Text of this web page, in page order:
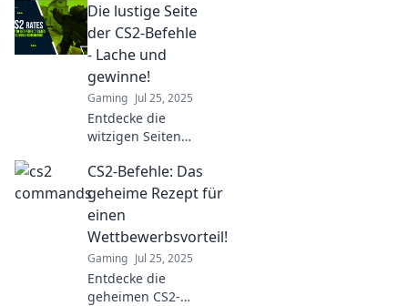
Spiel
revolutionieren!
Meistere das
Schlachtfeld mit
diesen
unschlagbaren
Tricks!
Die lustige Seite
der CS2-Befehle
- Lache und
gewinne!
Gaming Jul 25, 2025
Entdecke die
witzigen Seiten
Lache und
gewinne mit
unseren lustigen
Tricks und Tipps
für
unvergesslichen
Spielspaß!
CS2-Befehle: Das
geheime Rezept für
einen
Wettbewerbsvorteil!
Gaming Jul 25, 2025
Entdecke die
geheimen CS2-